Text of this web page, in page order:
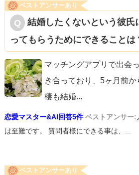
ベストアンサーあり
結婚したくないという彼氏
ってもらうためにできることは
マッチングアプリで出会
き合っており、5ヶ月前
棲も結婚...
恋愛マスター&AI回答5件 ベストアンサー:
は至難です。 質問者様にできる事は、...
ベストアンサーあり